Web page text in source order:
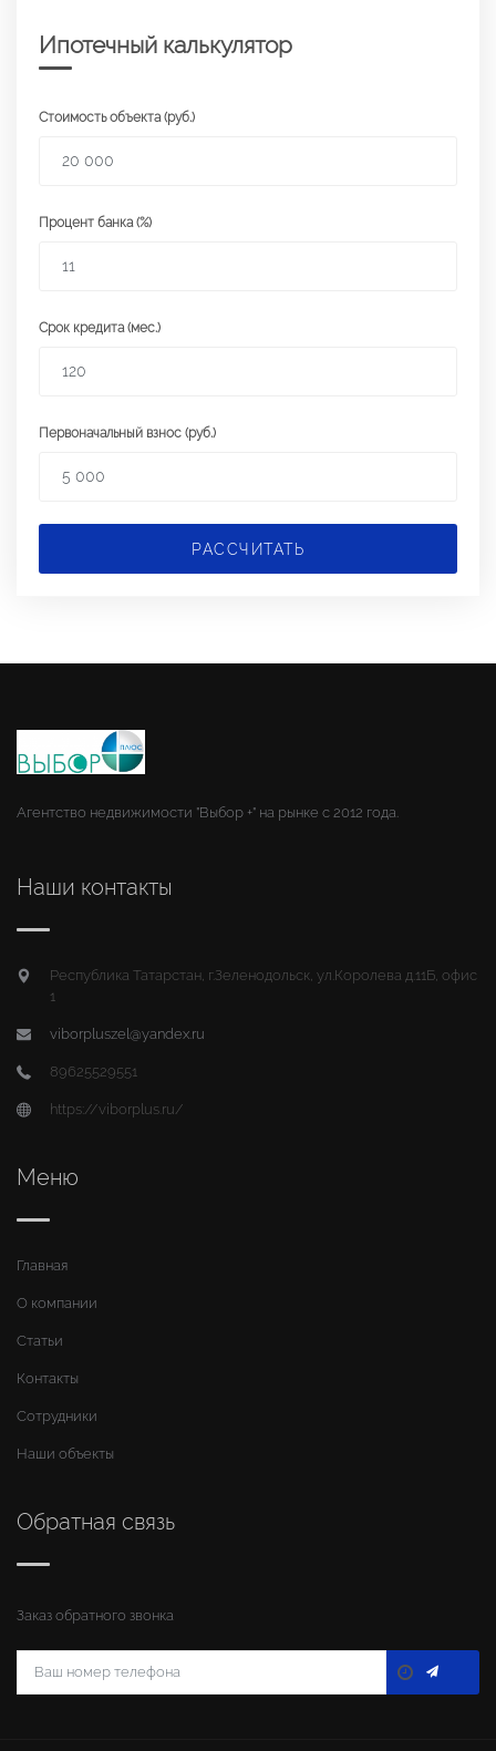
Ипотечный калькулятор
Стоимость объекта (руб.)
Процент банка (%)
Срок кредита (мес.)
Первоначальный взнос (руб.)
РАССЧИТАТЬ
Агентство недвижимости "Выбор +" на рынке с 2012 года.
Наши контакты
Республика Татарстан, г.Зеленодольск, ул.Королева д.11Б, офис
1
viborpluszel@yandex.ru
89625529551
https://viborplus.ru/
Меню
Главная
О компании
Статьи
Контакты
Сотрудники
Наши объекты
Обратная связь
Заказ обратного звонка